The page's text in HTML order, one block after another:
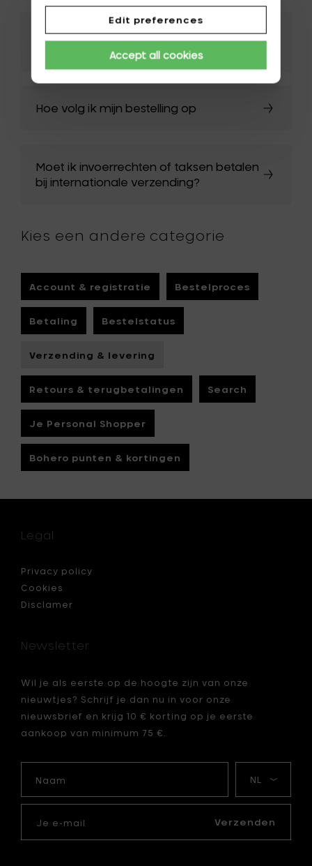
Wat als mijn bestelling beschadigd
Hoe volg ik mijn bestelling op
Moet ik invoerrechten of taksen betalen
bij internationale verzending?
Kies een andere categorie
Account & registratie Bestelproces
Betaling Bestelstatus
Verzending & levering
Retours & terugbetalingen Search
Je Personal Shopper
Bohero punten & kortingen
Legal
Privacy policy
Cookies
Disclamer
Newsletter
Wil je als eerste op de hoogte zijn van onze
nieuwtjes? Schrijf je dan nu in voor onze
nieuwsbrief en krijg 10 € korting op je eerste
aankoop van minimum 75 €.
taal
Verzenden
Edit preferences
Accept all cookies